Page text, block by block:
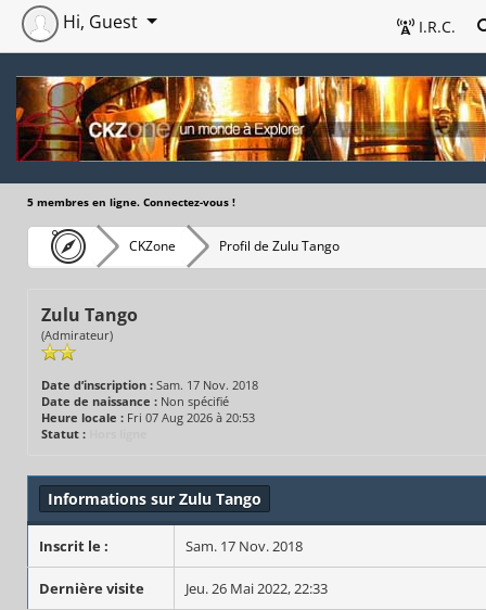
I.R.C.
Hi, Guest
5 membres en ligne. Connectez-vous !
CKZone Profil de Zulu Tango
Zulu Tango
(Admirateur)
Date d’inscription : Sam. 17 Nov. 2018
Date de naissance : Non spécifié
Heure locale : Fri 07 Aug 2026 à 20:53
Statut :
Informations sur Zulu Tango
Inscrit le : Sam. 17 Nov. 2018
Dernière visite Jeu. 26 Mai 2022, 22:33